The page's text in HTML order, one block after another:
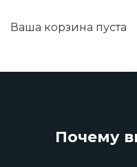
Ваша корзина пуста
Почему